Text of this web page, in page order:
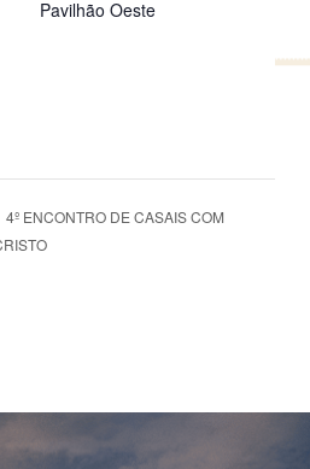
Pavilhão Oeste
4º ENCONTRO DE CASAIS COM